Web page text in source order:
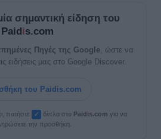
σημαντική είδηση του
Paidis.com
Πηγές της Google , ώστε να
ειδήσεις μας στο Google Discover.
του Paidis.com
πατήστε ✓ δίπλα στο Paidis.com για να
την προσθήκη.